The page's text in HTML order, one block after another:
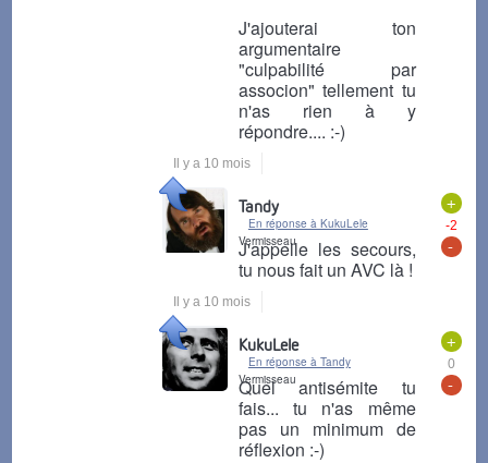
J'ajouterai ton
argumentaire
"culpabilité par
associon" tellement tu
n'as rien à y
répondre.... :-)
Il y a 10 mois
+
-2
-
Tandy
En réponse à KukuLele
Vermisseau
J'appelle les secours,
tu nous fait un AVC là !
Il y a 10 mois
+
0
-
KukuLele
En réponse à Tandy
Vermisseau
Quel antisémite tu
fais... tu n'as même
pas un minimum de
réflexion :-)